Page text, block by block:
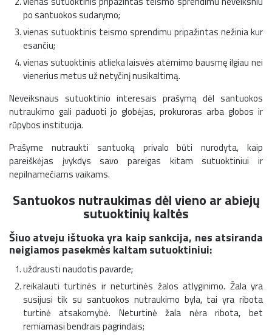
po santuokos sudarymo;
vienas sutuoktinis teismo sprendimu pripažintas nežinia kur
esančiu;
vienas sutuoktinis atlieka laisvės atėmimo bausmę ilgiau nei
vienerius metus už netyčinį nusikaltimą.
Neveiksnaus sutuoktinio interesais prašymą dėl santuokos
nutraukimo gali paduoti jo globėjas, prokuroras arba globos ir
rūpybos institucija.
Prašyme nutraukti santuoką privalo būti nurodyta, kaip
pareiškėjas įvykdys savo pareigas kitam sutuoktiniui ir
nepilnamečiams vaikams.
Santuokos nutraukimas dėl vieno ar abiejų
sutuoktinių kaltės
Šiuo atveju ištuoka yra kaip sankcija, nes atsiranda
neigiamos pasekmės kaltam sutuoktiniui:
uždrausti naudotis pavarde;
reikalauti turtinės ir neturtinės žalos atlyginimo. Žala yra
susijusi tik su santuokos nutraukimo byla, tai yra ribota
turtinė atsakomybė. Neturtinė žala nėra ribota, bet
remiamasi bendrais pagrindais;